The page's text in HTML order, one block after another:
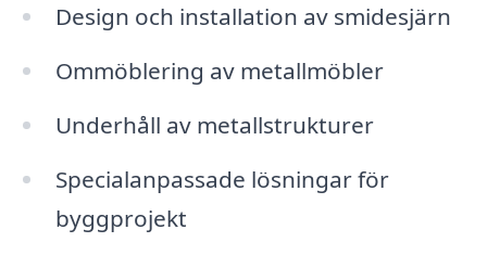
Design och installation av smidesjärn
Ommöblering av metallmöbler
Underhåll av metallstrukturer
Specialanpassade lösningar för
byggprojekt